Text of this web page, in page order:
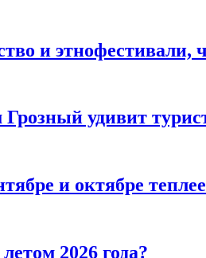
и этнофестивали,
удивит
и октябре теплее
2026 года?